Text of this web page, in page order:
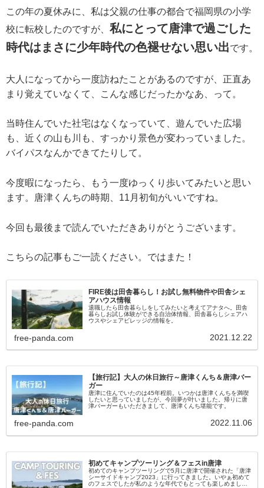
この年の夏休みに、私は父親の仕事の都合で福岡県の小学
校に転校したのですが、 私にとって唐津で過ごした
時代はまさに少年時代の色褪せない思い出です。
大人になってから一度訪ねたことがあるのですが、正直あ
まり覚えていなくて、こんな感じだったかなあ、って。
当時住んでいた社宅はなくなっていて、遊んでいた広場
も、近くの山も川も、すっかり景色が変わっていました。
バイパスなんかできてたりして。
今度暇になったら、もう一度ゆっくり歩いてみたいと思い
ます。唐津くんちの時期、11月初旬がいいですね。
今回も最後まで読んでいただきありがとうございます。
こちらの記事もご一読ください。ではまた！
FIRE後は田舎暮らし！お試し無料物件や田舎シェ
アハウス情報
退職したら田舎暮らしをしてみたいと考えてアナタへ。田舎
暮らしお試し体験ができる自治体情報、田舎暮らしシェアハ
ウスやシェアビレッジの情報を。
free-panda.com 2021.12.22
【旅行記】大人の休日旅行～唐津くんち＆唐津バー
ガー
唐津に住んでいたのは45年程前。いつかは唐津くんちを満喫
したいと思っていましたが、今回夢が叶いました。帰りに唐
津バーガーもいただきまして、唐津くんち堪能です。
free-panda.com 2022.11.06
初めてキャンプツーリング＆フェスin唐津
初めてのキャンプツーリングで5月に唐津で開催された「唐津
シーサイドキャンプ2023」に行ってきました。いやぁ初めて
のフェスでしたが私のような年代でもとっても楽しめました